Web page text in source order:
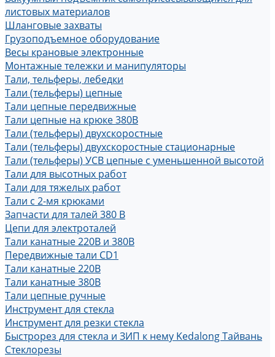
листовых материалов
Шланговые захваты
Грузоподъемное оборудование
Весы крановые электронные
Монтажные тележки и манипуляторы
Тали, тельферы, лебедки
Тали (тельферы) цепные
Тали цепные передвижные
Тали цепные на крюке 380В
Тали (тельферы) двухскоростные
Тали (тельферы) двухскоростные стационарные
Тали (тельферы) УСВ цепные с уменьшенной высотой
Тали для высотных работ
Тали для тяжелых работ
Тали с 2-мя крюками
Запчасти для талей 380 В
Цепи для электроталей
Тали канатные 220В и 380В
Передвижные тали CD1
Тали канатные 220В
Тали канатные 380В
Тали цепные ручные
Инструмент для стекла
Инструмент для резки стекла
Быстрорез для стекла и ЗИП к нему Kedalong Тайвань
Стеклорезы